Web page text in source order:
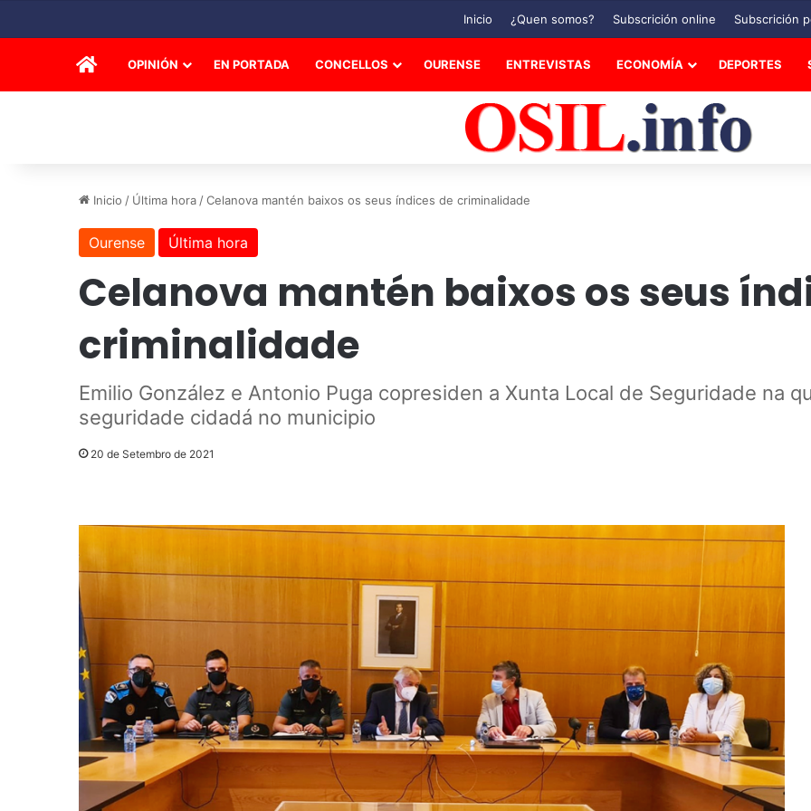
Inicio ¿Quen somos? Subscrición online Subscrición
INICIOOPINIÓN EN PORTADA CONCELLOS OURENSE ENTREVISTAS ECONOMÍA DEPORTES
Inicio / Última hora /Celanova mantén baixos os seus índices de criminalidade
Ourense Última hora
Celanova mantén baixos os seus
criminalidade
Emilio González e Antonio Puga copresiden a Xunta Local de Seguridade na
seguridade cidadá no municipio
20 de Setembro de 2021